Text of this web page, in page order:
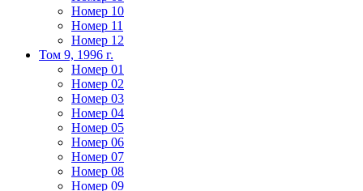
Номер 10
Номер 11
Номер 12
Том 9, 1996 г.
Номер 01
Номер 02
Номер 03
Номер 04
Номер 05
Номер 06
Номер 07
Номер 08
Номер 09